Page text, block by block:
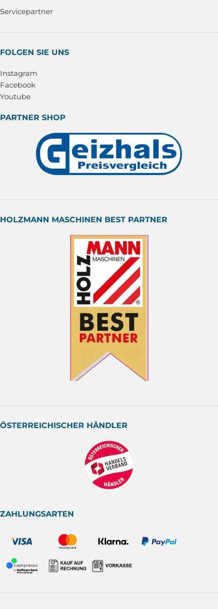
Servicepartner
FOLGEN SIE UNS
Instagram
Facebook
Youtube
PARTNER SHOP
HOLZMANN MASCHINEN BEST PARTNER
ÖSTERREICHISCHER HÄNDLER
ZAHLUNGSARTEN